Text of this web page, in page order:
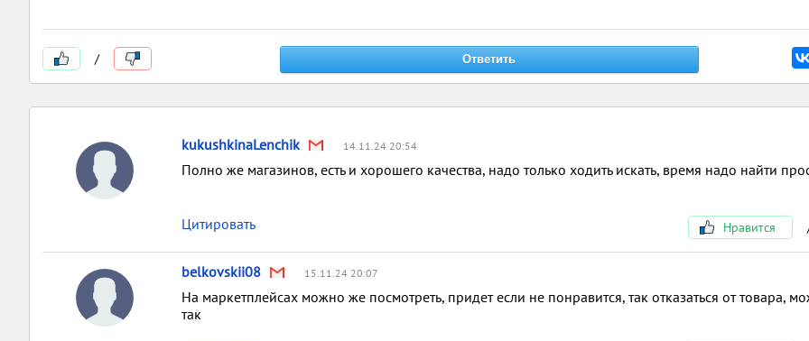
/
kukushkinaLenchik 14.11.24 20:54
Полно же магазинов, есть и хорошего качества, надо только ходить искать, время надо найти
Цитировать Нравится
belkovskii08 15.11.24 20:07
На маркетплейсах можно же посмотреть, придет если не понравится, так отказаться от товара,
так